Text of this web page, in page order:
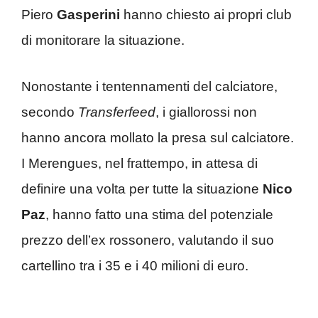
Piero Gasperini hanno chiesto ai propri club
di monitorare la situazione.
Nonostante i tentennamenti del calciatore,
secondo Transferfeed, i giallorossi non
hanno ancora mollato la presa sul calciatore.
I Merengues, nel frattempo, in attesa di
definire una volta per tutte la situazione Nico
Paz, hanno fatto una stima del potenziale
prezzo dell’ex rossonero, valutando il suo
cartellino tra i 35 e i 40 milioni di euro.